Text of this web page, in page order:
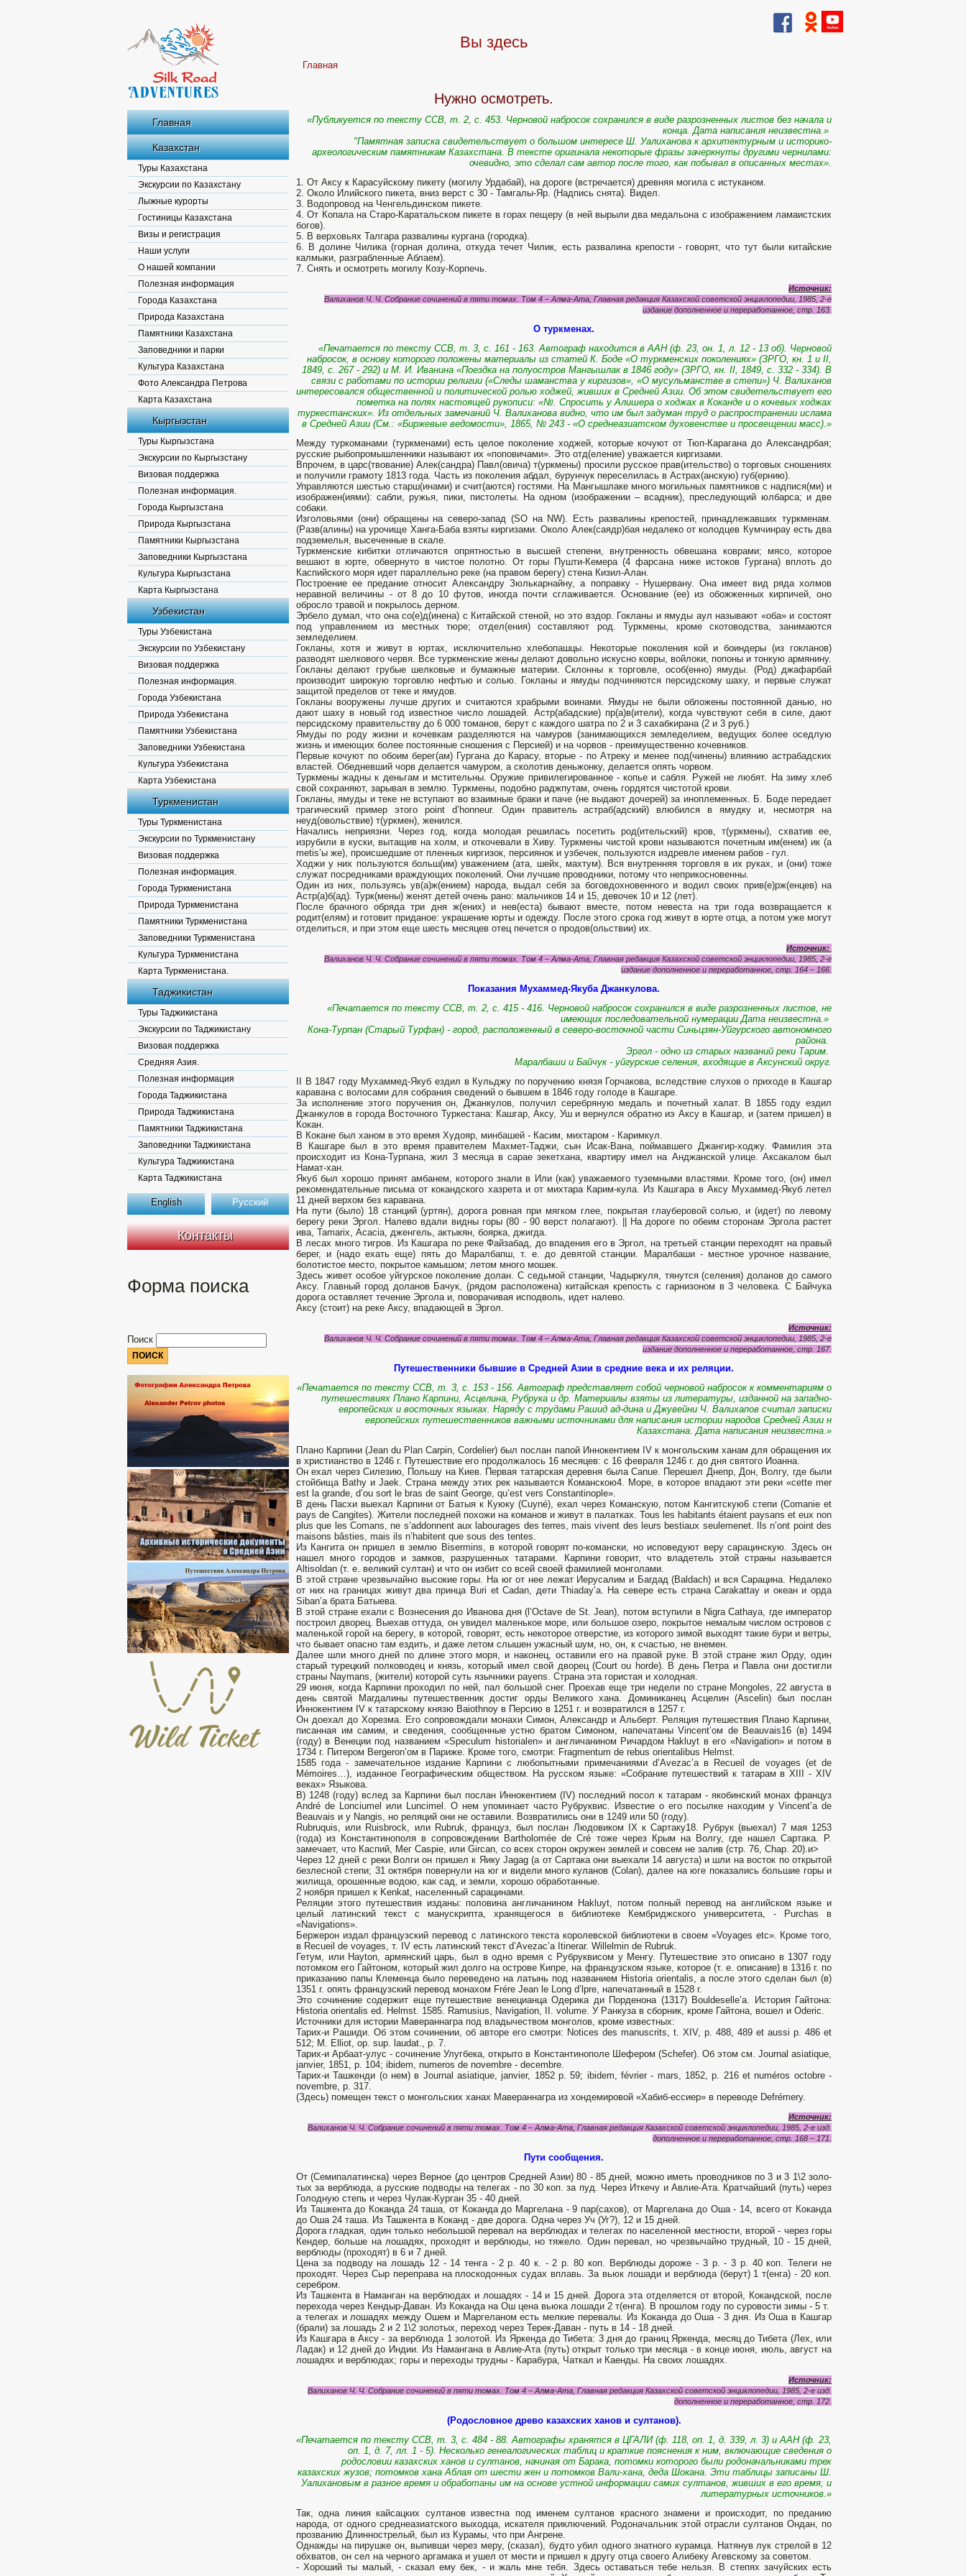
Главная
Казахстан
Туры Казахстана
Экскурсии по Казахстану
Лыжные курорты
Гостиницы Казахстана
Визы и регистрация
Наши услуги
О нашей компании
Полезная информация
Города Казахстана
Природа Казахстана
Памятники Казахстана
Заповедники и парки
Культура Казахстана
Фото Александра Петрова
Карта Казахстана
Кыргызстан
Туры Кыргызстана
Экскурсии по Кыргызстану
Визовая поддержка
Полезная информация.
Города Кыргызстана
Природа Кыргызстана
Памятники Кыргызстана
Заповедники Кыргызстана
Культура Кыргызстана
Карта Кыргызстана
Узбекистан
Туры Узбекистана
Экскурсии по Узбекистану
Визовая поддержка
Полезная информация.
Города Узбекистана
Природа Узбекистана
Памятники Узбекистана
Заповедники Узбекистана
Культура Узбекистана
Карта Узбекистана
Туркменистан
Туры Туркменистана
Экскурсии по Туркменистану
Визовая поддержка
Полезная информация.
Города Туркменистана
Природа Туркменистана
Памятники Туркменистана
Заповедники Туркменистана
Культура Туркменистана
Карта Туркменистана.
Таджикистан
Туры Таджикистана
Экскурсии по Таджикистану
Визовая поддержка
Средняя Азия.
Полезная информация
Города Таджикистана
Природа Таджикистана
Памятники Таджикистана
Заповедники Таджикистана
Культура Таджикистана
Карта Таджикистана
English Русский
Контакты
Форма поиска
Поиск
Вы здесь
Главная
Нужно осмотреть.
«Публикуется по тексту ССВ, т. 2, с. 453. Черновой набросок сохранился в виде разрозненных листов без начала и
конца. Дата написания неиз­вестна.»
"Памятная записка свидетельствует о большом интересе Ш. Уалиханова к архитектурным и историко-
археологическим памятникам Казахстана. В тексте оригинала некоторые фразы зачеркнуты другими чернилами:
очевидно, это сделал сам автор после того, как побывал в описанных местах».
1. От Аксу к Карасуйскому пикету (могилу Урдабай), на дороге (встречается) древняя могила с истуканом.
2. Около Илийского пикета, вниз верст с 30 - Тамгалы-Яр. (Надпись снята). Видел.
3. Водопровод на Ченгельдинском пикете.
4. От Копала на Старо-Каратальском пикете в горах пещеру (в ней вырыли два медальона с изображением ламаистских
богов).
5. В верховьях Талгара развалины кургана (городка).
6. В долине Чилика (горная долина, откуда течет Чилик, есть развалина крепости - говорят, что тут были китайские
калмыки, разграбленные Аблаем).
7. Снять и осмотреть могилу Козу-Корпечь.
Источник:
Валиханов Ч. Ч. Собрание сочинений в пяти томах. Том 4 – Алма-Ата, Главная редакция Казахской советской энциклопедии, 1985, 2-е
издание дополненное и переработанное, стр. 163.
О туркменах.
«Печатается по тексту ССВ, т. 3, с. 161 - 163. Автограф находится в ААН (ф. 23, он. 1, л. 12 - 13 об). Черновой
набросок, в основу которого положены материалы из статей К. Боде «О туркменских поколениях» (ЗРГО, кн. 1 и II,
1849, с. 267 - 292) и М. И. Иванина «Поездка на полуостров Мангышлак в 1846 году» (ЗРГО, кн. II, 1849, с. 332 - 334). В
связи с работами по истории религии («Следы шаманства у киргизов», «О мусульманстве в степи») Ч. Валиханов
интересовался общественной и политической ролью ходжей, живших в Средней Азии. Об этом свидетельствует его
пометка на полях настоящей рукописи: «№. Спросить у Алишера о ходжах в Коканде и о ко­чевых ходжах
туркестанских». Из отдельных замечаний Ч. Валиханова видно, что им был задуман труд о распространении ислама
в Средней Азии (См.: «Биржевые ведомости», 1865, № 243 - «О среднеазиатском духовенстве и просвещении масс).»
Между туркоманами (туркменами) есть целое поколение ходжей, которые кочуют от Тюп-Карагана до Александрбая;
русские рыбопромышленники называют их «поповичами». Это отд(еление) уважается киргизами.
Впрочем, в царс(твование) Алек(сандра) Павл(овича) т(уркмены) просили русское прав(ительство) о торговых сношениях
и получили грамоту 1813 года. Часть из поколения абдал, бурунчук переселилась в Астрах(анскую) губ(ернию).
Управляются шестью старш(инами) и счит(аются) гостями. На Мангышлаке много могильных памятников с надпися(ми) и
изображен(иями): сабли, ружья, пики, пистолеты. На одном (изображении – всадник), преследующий юлбарса; и две
собаки.
Изголовьями (они) обращены на северо-запад (SO на NW). Есть развалины крепостей, принадлежавших туркменам.
(Разв(алины) на урочище Ханга-Баба взяты киргизами. Около Алек(саядр)бая недалеко от колодцев Кумчинрау есть два
подземелья, высеченные в скале.
Туркменские кибитки отличаются опрятностью в высшей степени, внутренность обвешана коврами; мясо, которое
вешают в юрте, обвернуто в чистое полотно. От горы Пушти-Кемера (4 фарсана ниже истоков Гургана) вплоть до
Каспийского моря идет параллельно реке (на правом берегу) стена Кизил-Алан.
Построение ее предание относит Александру Зюлькарнайну, а поправку - Нушервану. Она имеет вид ряда холмов
неравной величины - от 8 до 10 футов, иногда почти сглаживается. Основание (ее) из обожженных кирпичей, оно
обросло травой и покрылось дерном.
Эрбело думал, что она со(е)д(инена) с Китайской стеной, но это вздор. Гокланы и ямуды аул называют «оба» и состоят
под управлением из местных тюре; отдел(ения) составляют род. Туркмены, кроме скотоводства, занимаются
земледелием.
Гокланы, хотя и живут в юртах, исключительно хлебопашцы. Некоторые поколения кой и боиндеры (из гокланов)
разводят шелкового червя. Все туркменские жены делают довольно искусно ковры, войлоки, попоны и тонкую армянину.
Гокланы делают грубые шелковые и бумажные материи. Склонны к торговле, особ(енно) ямуды. (Род) джафарбай
производит широкую торговлю нефтью и солью. Гокланы и ямуды подчиняются персидскому шаху, и первые служат
защитой пределов от теке и ямудов.
Гокланы вооружены лучше других и считаются храбрыми воинами. Ямуды не были обложены постоянной данью, но
дают шаху в новый год известное число лошадей. Астр(абадские) пр(а)в(ители), когда чувствуют себя в силе, дают
персидскому правительству до 6 000 томанов, берут с каждого шатра по 2 и 3 сахабкирана (2 и 3 руб.)
Ямуды по роду жизни и кочевкам разделяются на чамуров (занимающихся земледелием, ведущих более оседлую
жизнь и имеющих более постоянные сношения с Персией) и на чорвов - преимущественно кочевников.
Первые кочуют по обоим берег(ам) Гургана до Карасу, вторые - по Атреку и менее под(чинены) влиянию астрабадских
властей. Обедневший чорв делается чамуром, а сколотив деньжонку, делается опять чорвом.
Туркмены жадны к деньгам и мстительны. Оружие привилегированное - копье и сабля. Ружей не любят. На зиму хлеб
свой сохраняют, зарывая в землю. Туркмены, подобно раджпутам, очень гордятся чистотой крови.
Гокланы, ямуды и теке не вступают во взаимные браки и паче (не выдают дочерей) за иноплеменных. Б. Боде передает
трагический пример этого point d’honneur. Один правитель астраб(адский) влюбился в ямудку и, несмотря на
неуд(овольствие) т(уркмен), женился.
Начались неприязни. Через год, когда молодая решилась посетить род(ительский) кров, т(уркмены), схватив ее,
изрубили в куски, вытащив на холм, и откочевали в Хиву. Туркмены чистой крови называются почетным им(енем) ик (a
metis’ы же), происшедшие от пленных киргизок, персиянок и узбечек, пользуются издревле именем рабов - гул.
Ходжи у них пользуются больш(им) уважением (ата, шейх, махтум). Вся внутренняя торговля в их руках, и (они) тоже
служат посредниками враждующих поколений. Они лучшие проводники, потому что неприкосновенны.
Один из них, пользуясь ув(а)ж(ением) народа, выдал себя за боговдохновенного и водил своих прив(е)рж(енцев) на
Астр(а)б(ад). Турк(мены) женят детей очень рано: мальчиков 14 и 15, девочек 10 и 12 (лет).
После брачного обряда три дня ж(ених) и нев(еста) бывают вместе, потом невеста на три года возвращается к
родит(елям) и готовит приданое: украшение юрты и одежду. После этого срока год живут в юрте отца, а потом уже могут
отделиться, и при этом еще шесть месяцев отец печется о продов(ольствии) их.
Источник:
Валиханов Ч. Ч. Собрание сочинений в пяти томах. Том 4 – Алма-Ата, Главная редакция Казахской советской энциклопедии, 1985, 2-е
издание дополненное и переработанное, стр. 164 – 166.
Показания Мухаммед-Якуба Джанкулова.
«Печатается по тексту ССВ, т. 2, с. 415 - 416. Черновой набросок сохра­нился в виде разрозненных листов, не
имеющих последовательной нумерации Дата неизвестна.»
Кона-Турпан (Старый Турфан) - город, расположенный в северо-во­сточной части Синьцзян-Уйгурского автономного
района.
Эргол - одно из старых названий реки Тарим.
Маралбаши и Байчук - уйгурские селения, входящие в Аксунский округ.
II В 1847 году Мухаммед-Якуб ездил в Кульджу по поручению князя Горчакова, вследствие слухов о приходе в Кашгар
каравана с волосами для собрания сведений о бывшем в 1846 году го­лоде в Кашгаре.
За исполнение этого поручения он, Джанкулов, получил серебряную медаль и почетный халат. В 1855 году ездил
Джанкулов в города Восточного Туркестана: Кашгар, Аксу, Уш и вернулся обратно иэ Аксу в Кашгар, и (затем пришел) в
Кокан.
В Кокане был ханом в это время Худояр, минбашей - Касим, михтаром - Каримкул.
В Кашгаре был в это время правителем Махмет-Таджи, сын Исак-Вана, поймавшего Джангир-ходжу. Фамилия эта
происходит из Кона-Турпана, жил 3 месяца в сарае зекетхана, квартиру имел на Анджанской улице. Аксакалом был
Намат-хан.
Якуб был хорошо принят амбанем, которого знали в Или (как) уважаемого туземными властями. Кроме того, (он) имел
рекомен­дательные письма от кокандского хазрета и от михтара Карим-кула. Из Кашгара в Аксу Мухаммед-Якуб летел
11 дней верхом без каравана.
На пути (было) 18 станций (уртян), дорога ровная при мягком глее, покрытая глауберовой солью, и (идет) по левому
берегу реки Эргол. Налево вдали видны горы (80 - 90 верст пола­гают). || На дороге по обеим сторонам Эргола растет
ива, Таmarix, Асаcia, дженгель, актыкян, боярка, джигда.
В лесах много тигров. Из Кашгара по реке Файзабад, до впадения его в Эргол, на третьей станции переходят на правый
берег, и (надо ехать еще) пять до Маралбапш, т. е. до девятой станции. Маралбаши - местное урочное название,
болотистое место, по­крытое камышом; летом много мошек.
Здесь живет особое уйгур­ское поколение долан. С седьмой станции, Чадыркуля, тянутся (селения) доланов до самого
Аксу. Главный город доланов Бачук, (рядом расположена) китайская крепость с гарнизоном в 3 чело­века. С Байчука
дорога оставляет течение Эргола и, поворачивая исподволь, идет налево.
Аксу (стоит) на реке Аксу, впадающей в Эргол.
Источник:
Валиханов Ч. Ч. Собрание сочинений в пяти томах. Том 4 – Алма-Ата, Главная редакция Казахской советской энциклопедии, 1985, 2-е
издание дополненное и переработанное, стр. 167.
Путешественники бывшие в Средней Азии в средние века и их реляции.
«Печатается по тексту ССВ, т. 3, с. 153 - 156. Автограф представляет со­бой черновой набросок к комментариям о
путешествиях Плано Карпини, Асцелина, Рубрука и др. Материалы взяты из литературы, изданной на за­падно-
европейских и восточных языках. Наряду с трудами Рашид ад-дина и Джувейни Ч. Валихапов считал записки
европейских путешественников важными источниками для написания истории народов Средней Азии н
Казахстана.Дата написания неизвестна.»
Плано Карпини (Jean du Plan Carpin, Cordelier) был послан папой Иннокентием IV к монгольским ханам для обращения их
в христианство в 1246 г. Путешествие его продолжалось 16 месяцев: с 16 февраля 1246 г. до дня святого Иоанна.
Он ехал через Силезию, Польшу на Киев. Первая татарская деревня была Canue. Перешел Днепр, Дон, Волгу, где были
стойбища Bathy и Jaek. Страна между этих рек называется Команскою4. Море, в которое впадают эти реки «cette mer
est la grande, d’ou sort le bras de saint George, qu’est vers Constantinople».
В день Пасхи выехал Карпини от Батыя к Куюку (Cuyné), ехал через Команскую, потом Кангитскую6 степи (Comanie et
pays de Cangites). Жители последней похожи на команов и живут в палатках. Tous les habitants étaient paysans et eux non
plus que les Comans, ne s’addonnent aux labourages des terres, mais vivent des leurs bestiaux seulemenet. Ils n’ont point des
maisons bâsties, mais ils n’habitent que sous des tentes.
Из Кангита он пришел в землю Bisermins, в которой говорят по-комански, но исповедуют веру сарацинскую. Здесь он
нашел много городов и замков, разрушенных татарами. Карпини говорит, что владетель этой страны называется
Altisoldan (т. е. великий султан) и что он избит со всей своей фамилией монголами.
В этой стране чрезвычайно высокие горы. На юг от нее лежат Иерусалим и Багдад (Baldach) и вся Сарацина. Недалеко
от них на границах живут два принца Buri et Cadan, дети Thiaday’a. На севере есть страна Carakattay и океан и орда
Siban’a брата Батыева.
В этой стране ехали с Вознесения до Иванова дня (l’Octave de St. Jean), потом вступили в Nigra Cathaya, где император
построил дворец. Выехав оттуда, он увидел маленькое море, или большое озеро, покрытое немалым числом островов с
маленькой горой на берегу, в которой, говорят, есть некоторое отверстие, из которого зимой выходят такие бури и ветры,
что бывает опасно там ездить, и даже летом слышен ужасный шум, но, он, к счастью, не внемен.
Далее шли много дней по длине этого моря, и наконец, оставили его на правой руке. В этой стране жил Орду, один
старый турецкий полководец и князь, который имел свой дворец (Court ou horde). В день Петра и Павла они достигли
страны Naymans, (жители) которой суть язычники payens. Страна эта гористая и холодная.
29 июня, когда Карпини проходил по ней, пал большой снег. Проехав еще три недели по стране Mongoles, 22 августа в
день святой Магдалины путешественник достиг орды Великого хана. Доминиканец Асцелин (Ascelin) был послан
Иннокентием IV к татарскому князю Baiothnoy в Персию в 1251 г. и возвратился в 1257 г.
Он доехал до Хорезма. Его сопровождали монахи Симон, Александр и Альберт. Реляция путешествия Плано Карпини,
писанная им самим, и сведения, сообщенные устно братом Симоном, напечатаны Vincent’oм de Beauvais16 (в) 1494
(году) в Венеции под названием «Speculum historialen» и англичанином Ричардом Hakluyt в его «Navigation» и потом в
1734 г. Питером Bergeron’oм в Париже. Кроме того, смотри: Fragmentum de rebus orientalibus Helmst.
1585 года - замечательное издание Карпини с любопытными примечаниями d’Avezac’a в Recueil de voyages (et de
Mémoires…), изданное Географическим обществом. На русском языке: «Собрание путешествий к татарам в XIII - XIV
веках» Языкова.
В) 1248 (году) вслед за Карпини был послан Иннокентием (IV) последний посол к татарам - якобинский монах француз
André de Lonciumel или Luncimel. О нем упоминает часто Рубруквис. Известие о его посылке находим у Vincent’a de
Beauvais и у Nangis, но реляций они не оставили. Возвратились они в 1249 или 50 (году).
Rubruquis, или Ruisbrock, или Rubruk, француз, был послан Людовиком IX к Сартаку18. Рубрук (выехал) 7 мая 1253
(года) из Константинополя в сопровождении Bartholomée de Сré тоже через Крым на Волгу, где нашел Сартака. Р.
замечает, что Каспий, Мег Caspie, или Gircan, со всех сторон окружен землей и совсем не залив (стр. 76, Chap. 20).и>
Через 12 дней с реки Волги он пришел к Яику Jagag (а от Сартака они выехали 14 августа) и шли на восток по открытой
безлесной степи; 31 октября повернули на юг и видели много куланов (Colan), далее на юге показались большие горы и
жилища, орошенные водою, как сад, и земли, хорошо обработанные.
2 ноября пришел к Kenkat, населенный сарацинами.
Реляции этого путешествия изданы: половина англичанином Hakluyt, потом полный перевод на английском языке и
целый латинский текст с манускрипта, хранящегося в библиотеке Кембриджского университета, - Purchas в
«Navigations».
Бержерон издал французский перевод с латинского текста королевской библиотеки в своем «Voyages etc». Кроме того,
в Recueil de voyages, т. IV есть латинский текст d’Avezac’a Itinerar. Willelmin de Rubruk.
Гетум, или Hayton, армянский царь, был в одно время с Рубруквисом у Менгу. Путешествие это описано в 1307 году
потомком его Гайтоном, который жил долго на острове Кипре, на французском языке, которое (т. е. описание) в 1316 г. по
приказанию папы Клеменца было переведено на латынь под названием Historia orientalis, а после этого сделан был (в)
1351 г. опять французский перевод монахом Frére Jean le Long d’lpre, напечатанный в 1528 г.
Это сочинение содержит еще путешествие венецианца Одерика ди Порденона (1317) Bouldeselle’a. История Гайтона:
Historia orientalis ed. Helmst. 1585. Ramusius, Navigation, II. volume. У Ранкуза в сборник, кроме Гайтона, вошел и Oderic.
Источники для истории Мавераннагра под владычеством монголов, кроме известных:
Тарих-и Рашиди. Об этом сочинении, об авторе его смотри: Notices des manuscrits, t. XIV, p. 488, 489 et aussi p. 486 et
512; M. Elliot, op. sup. laudat., p. 7.
Тарих-и Арбаат-улус - сочинение Улугбека, открыто в Константинополе Шефером (Schefer). Об этом см. Journal asiatique,
janvier, 1851, p. 104; ibidem, numeros de novembre - decembre.
Тарих-и Ташкенди (о нем) в Journal asiatique, janvier, 1852 p. 59; ibidem, février - mars, 1852, p. 216 et numéros octobre -
novembre, p. 317.
(Здесь) помещен текст о монгольских ханах Мавераннагра из хондемировой «Хабиб-ессиер» в переводе Defrémery.
Источник:
Валиханов Ч. Ч. Собрание сочинений в пяти томах. Том 4 – Алма-Ата, Главная редакция Казахской советской энциклопедии, 1985, 2-е изд.
дополненное и переработанное, стр. 168 – 171.
Пути сообщения.
От (Семипалатинска) через Верное (до центров Средней Азии) 80 - 85 дней, можно иметь проводников по 3 и 3 1\2 золо­
тых за верблюда, а русские подводы на телегах - по 30 коп. за пуд. Через Иткечу и Авлие-Ата. Кратчайший (путь) через
Голод­ную степь и через Чулак-Курган 35 - 40 дней.
Из Ташкента до Коканда 24 таша, от Коканда до Маргелана - 9 пар(сахов), от Маргелана до Оша - 14, всего от Коканда
до Оша 24 таша. Из Ташкента в Коканд - две дорога. Одна через Уч (Уг?), 12 и 15 дней.
Дорога гладкая, один толь­ко небольшой перевал на верблюдах и телегах по населенной местности, второй - через горы
Кендер, больше на лошадях, проходят и верблюды, но тяжело. Один перевал, но чрезвычайно трудный, 10 - 15 дней,
верблюды (проходят) в 6 и 7 дней.
Цена за подводу на лошадь 12 - 14 тенга - 2 р. 40 к. - 2 р. 80 коп. Верблюды дороже - 3 р. - 3 р. 40 коп. Телеги не
проходят. Че­рез Сыр переправа на плоскодонных судах вплавь. За вьюк ло­шади и верблюда (берут) 1 т(енга) - 20 коп.
серебром.
Из Таш­кента в Наманган на верблюдах и лошадях - 14 и 15 дней. Дорога эта отделяется от второй, Кокандской, после
перехода через Кендыр-Даван. Из Коканда на Ош цена вьюка лошади 2 т(енга). В прошлом году по суровости зимы - 5 т.
а телегах и лошадях между Ошем и Маргеланом есть мелкие перевалы. Из Коканда до Оша - 3 дня. Из Оша в Кашгар
(брали) за ло­шадь 2 и 2 1\2 золотых, переход через Терек-Даван - путь в 14 - 18 дней.
Из Кашгара в Аксу - за верблюда 1 золотой. Из Яркенда до Тибета: 3 дня до границ Яркенда, месяц до Тибета (Лех, или
Ладак) и 12 дней до Индии. Из Намангана в Авлие-Ата (путь) открыт только три меся­ца - в конце июня, июль, август на
лошадях и верблюдах; горы и переходы трудны - Карабура, Чаткал и Каенды. На своих лошадях.
Источник:
Валиханов Ч. Ч. Собрание сочинений в пяти томах. Том 4 – Алма-Ата, Главная редакция Казахской советской энциклопедии, 1985, 2-е изд.
дополненное и переработанное, стр. 172.
(Родословное древо казахских ханов и султанов).
«Печатается по тексту ССВ, т. 3, с. 484 - 88. Автографы хранятся в ЦГАЛИ (ф. 118, оп. 1, д. 339, л. 3) и ААН (ф. 23,
оп. 1, д. 7, лл. 1 - 5). Несколько генеалогических таблиц и краткие пояснения к ним, включающие сведения о
родословии казахских ханов и султанов, начиная от Барака, потомки которого были родоначальниками трех
казахских жузов; потомков хана Аблая от шести жен и потомков Вали-хана, деда Шокана. Эти таблицы записаны Ш.
Уалихановым в разное время и обработаны им на основе устной информации самих султанов, живших в его время, и
литературных источников.»
Так, одна линия кайсацких султанов известна под именем султанов красного знамени и происходит, по преданию
народа, от одного среднеазиатского выходца, искателя приключений. Родоначальник этой отрасли султанов Ондан, по
прозванию Длиннострелый, был из Курамы, что при Ангрене.
Однажды на пирушке он, выпивши через меру, (сказал), будто убил одного знатного курамца. Натянув лук стрелой в 12
обхватов, он сел на черного аргамака и ушел от мести и пришел к другу отца своего Алибеку Агевскому за советом.
- Хороший ты малый, - сказал ему бек, - и жаль мне тебя. Здесь оставаться тебе нельзя. В степях зачуйских есть